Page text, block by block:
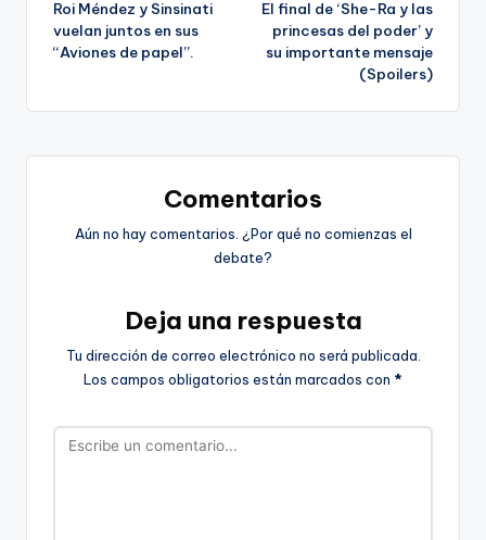
de
entradas
Roi Méndez y Sinsinati
vuelan juntos en sus
“Aviones de papel”.
El final de ‘She-Ra y las
princesas del poder’ y
su importante mensaje
(Spoilers)
Comentarios
Aún no hay comentarios. ¿Por qué no comienzas el
debate?
Deja una respuesta
Tu dirección de correo electrónico no será publicada.
Los campos obligatorios están marcados con *